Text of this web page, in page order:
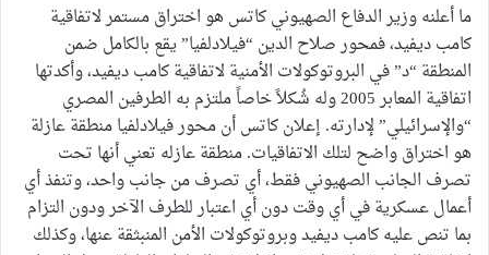
ما أعلنه وزير الدفاع الصهيوني كاتس هو اختراق مستمر لاتفاقية
كامب ديفيد، فمحور صلاح الدين “فيلادلفيا” يقع بالكامل ضمن
المنطقة “د” في البروتوكولات الأمنية لاتفاقية كامب ديفيد، وأكدتها
اتفاقية المعابر 2005 وله شُكلاً خاصاً ملتزم به الطرفين المصري
“والإسرائيلي” لإدارته. إعلان كاتس أن محور فيلادلفيا منطقة عازلة
هو اختراق واضح لتلك الاتفاقيات. منطقة عازله تعني أنها تحت
تصرف الجانب الصهيوني فقط، أي تصرف من جانب واحد، وتنفذ أي
أعمال عسكرية في أي وقت دون أي اعتبار للطرف الآخر ودون التزام
بما تنص عليه كامب ديفيد وبروتوكولات الأمن المنبثقة عنها، وكذلك